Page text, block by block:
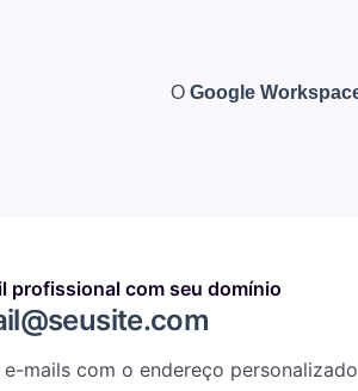
O Google
profissional com seu domínio
e-mails com o endereço